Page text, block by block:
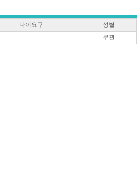
나이요구
성별
-
무관